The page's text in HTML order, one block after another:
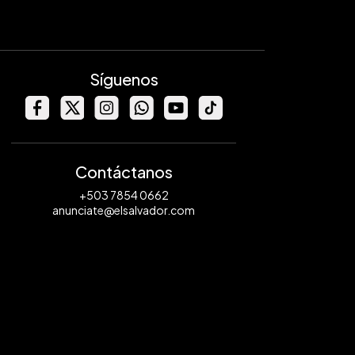
Síguenos
Contáctanos
+503 7854 0662
anunciate@elsalvador.com